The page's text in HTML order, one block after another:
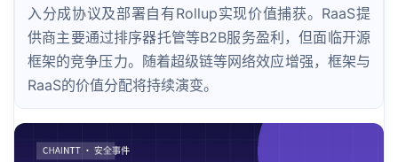
入分成协议及部署自有Rollup实现价值捕获。RaaS提
供商主要通过排序器托管等B2B服务盈利，但面临开源
框架的竞争压力。随着超级链等网络效应增强，框架与
RaaS的价值分配将持续演变。